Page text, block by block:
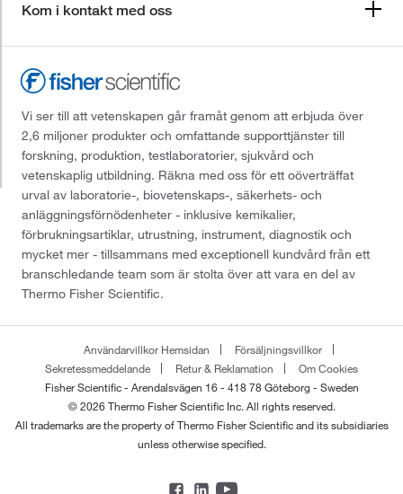
Kom i kontakt med oss
Vi ser till att vetenskapen går framåt genom att erbjuda över
2,6 miljoner produkter och omfattande supporttjänster till
forskning, produktion, testlaboratorier, sjukvård och
vetenskaplig utbildning. Räkna med oss för ett oöverträffat
urval av laboratorie-, biovetenskaps-, säkerhets- och
anläggningsförnödenheter - inklusive kemikalier,
förbrukningsartiklar, utrustning, instrument, diagnostik och
mycket mer - tillsammans med exceptionell kundvård från ett
branschledande team som är stolta över att vara en del av
Thermo Fisher Scientific.
Användarvillkor Hemsidan
Försäljningsvillkor
Sekretessmeddelande
Retur & Reklamation
Om Cookies
Fisher Scientific - Arendalsvägen 16 - 418 78 Göteborg - Sweden
© 2026 Thermo Fisher Scientific Inc. All rights reserved.
All trademarks are the property of Thermo Fisher Scientific and its subsidiaries
unless otherwise specified.